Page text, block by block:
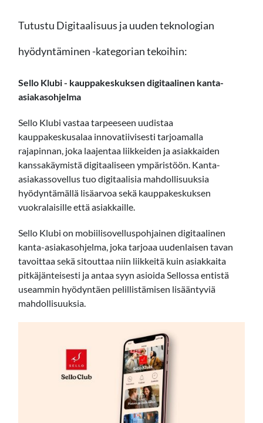
Tutustu Digitaalisuus ja uuden teknologian
hyödyntäminen -kategorian tekoihin:
Sello Klubi - kauppakeskuksen digitaalinen kanta-
asiakasohjelma
Sello Klubi vastaa tarpeeseen uudistaa
kauppakeskusalaa innovatiivisesti tarjoamalla
rajapinnan, joka laajentaa liikkeiden ja asiakkaiden
kanssakäymistä digitaaliseen ympäristöön. Kanta-
asiakassovellus tuo digitaalisia mahdollisuuksia
hyödyntämällä lisäarvoa sekä kauppakeskuksen
vuokralaisille että asiakkaille.
Sello Klubi on mobiilisovelluspohjainen digitaalinen
kanta-asiakasohjelma, joka tarjoaa uudenlaisen tavan
tavoittaa sekä sitouttaa niin liikkeitä kuin asiakkaita
pitkäjänteisesti ja antaa syyn asioida Sellossa entistä
useammin hyödyntäen pelillistämisen lisääntyviä
mahdollisuuksia.